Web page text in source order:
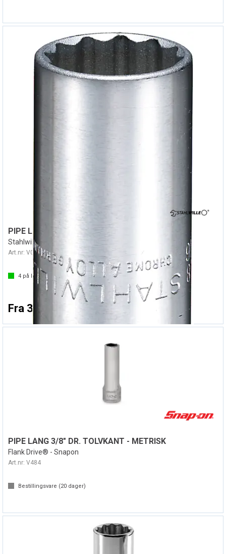
PIPE LANG 3/8" 46A TOLVKANT - TOMMER
Stahlwille
Art.nr: V0321
4 på lager
Fra 326,-
PIPE LANG 3/8" DR. TOLVKANT - METRISK
Flank Drive® - Snapon
Art.nr: V484
Bestillingsvare (20 dager)